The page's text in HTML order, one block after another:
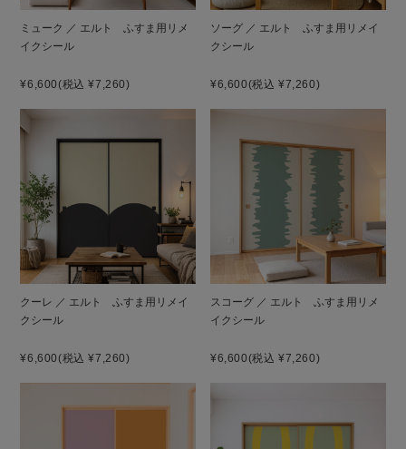
ミューク ／ エルト ふすま用リメ
イクシール
¥6,600(税込 ¥7,260)
ソーグ ／ エルト ふすま用リメイ
クシール
¥6,600(税込 ¥7,260)
クーレ ／ エルト ふすま用リメイ
クシール
¥6,600(税込 ¥7,260)
スコーグ ／ エルト ふすま用リメ
イクシール
¥6,600(税込 ¥7,260)